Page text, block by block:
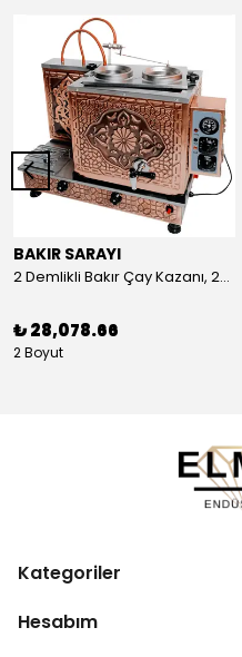
BAKIR SARAYI
2 Demlikli Bakır Çay Kazanı, 25 Litre
₺ 28,078.66
2 Boyut
Kategoriler
Hesabım